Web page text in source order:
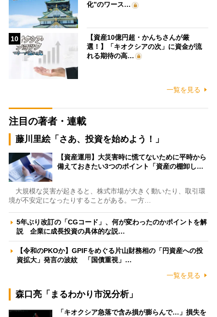
化”のワース…
10
【資産10億円超・かんちさんが厳
選！】「キオクシアの次」に資金が流
れる期待の高…
一覧を見る
注目の著者・連載
藤川里絵「さあ、投資を始めよう！」
【資産運用】大災害時に慌てないために平時から
備えておきたい3つのポイント「資産の棚卸し…
大規模な災害が起きると、株式市場が大きく動いたり、取引環
境が不安定になったりすることがある。一方…
5年ぶり改訂の「CGコード」、何が変わったのかポイントを解
説 企業に成長投資の具体的な説…
【令和のPKOか】GPIFをめぐる片山財務相の「円資産への投
資拡大」発言の波紋 「国債重視」…
一覧を見る
森口亮「まるわかり市況分析」
「キオクシア急落で含み損が膨らんで…」損失を